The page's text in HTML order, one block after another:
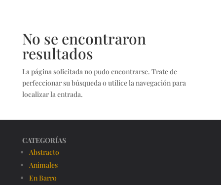
No se encontraron
resultados
La página solicitada no pudo encontrarse. Trate de
perfeccionar su búsqueda o utilice la navegación para
localizar la entrada.
CATEGORÍAS
Abstracto
Animales
En Barro